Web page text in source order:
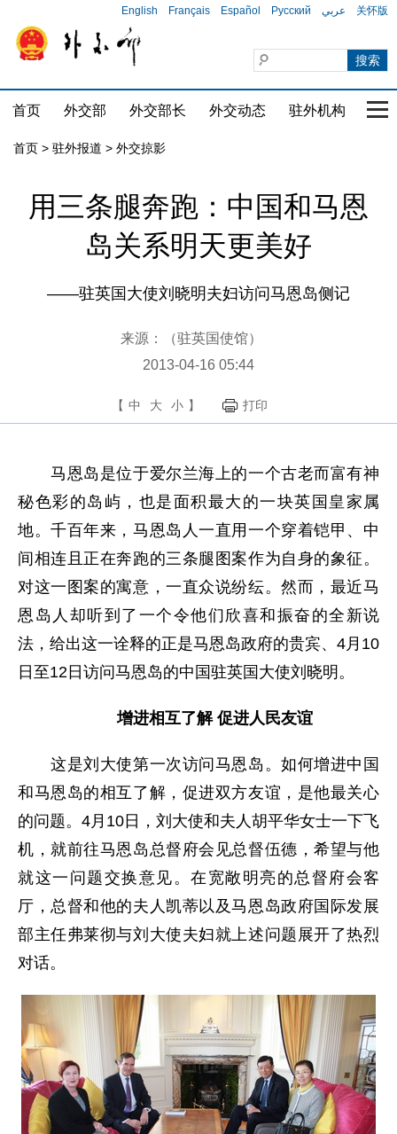
English Français Español Русский عربي 关怀版
首页 外交部 外交部长 外交动态 驻外机构 国
首页 > 驻外报道 > 外交掠影
用三条腿奔跑：中国和马恩
岛关系明天更美好
——驻英国大使刘晓明夫妇访问马恩岛侧记
来源：（驻英国使馆）
2013-04-16 05:44
【 中 大 小 】 打印
马恩岛是位于爱尔兰海上的一个古老而富有神
秘色彩的岛屿，也是面积最大的一块英国皇家属
地。千百年来，马恩岛人一直用一个穿着铠甲、中
间相连且正在奔跑的三条腿图案作为自身的象征。
对这一图案的寓意，一直众说纷纭。然而，最近马
恩岛人却听到了一个令他们欣喜和振奋的全新说
法，给出这一诠释的正是马恩岛政府的贵宾、4月10
日至12日访问马恩岛的中国驻英国大使刘晓明。
增进相互了解 促进人民友谊
这是刘大使第一次访问马恩岛。如何增进中国
和马恩岛的相互了解，促进双方友谊，是他最关心
的问题。4月10日，刘大使和夫人胡平华女士一下飞
机，就前往马恩岛总督府会见总督伍德，希望与他
就这一问题交换意见。在宽敞明亮的总督府会客
厅，总督和他的夫人凯蒂以及马恩岛政府国际发展
部主任弗莱彻与刘大使夫妇就上述问题展开了热烈
对话。